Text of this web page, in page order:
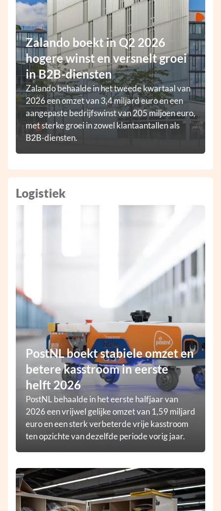
Zalando boekt in Q2 2026
hogere winst en versnelt groei
in B2B-diensten
Zalando behaalde in het tweede kwartaal van
2026 een omzet van 3,4 miljard euro en een
aangepaste bedrijfswinst van 205 miljoen euro,
met sterke groei in zowel klantaantallen als
B2B-diensten.
Logistiek
PostNL boekt stabiele omzet en
betere kasstroom in eerste
helft 2026
PostNL behaalde in het eerste halfjaar van
2026 een vrijwel gelijke omzet van 1,59 miljard
euro en een sterk verbeterde vrije kasstroom
ten opzichte van dezelfde periode vorig jaar.